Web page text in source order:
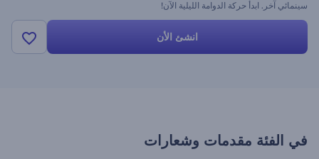
سينمائي آخر. ابدأ حركة الدوامة الليلية الآن!
انشئ الأن
في الفئة مقدمات وشعارات